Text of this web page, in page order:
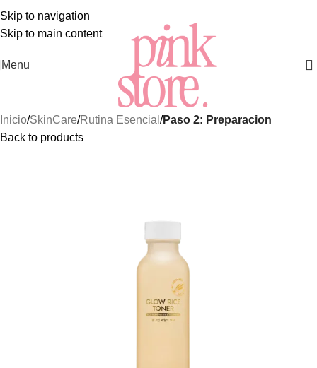
Skip to navigation
Skip to main content
Y MÁS EXCLUSIVOS PRODUCTOS DE
Menu
Inicio SkinCare Rutina Esencial Paso 2: Preparacion
Back to products